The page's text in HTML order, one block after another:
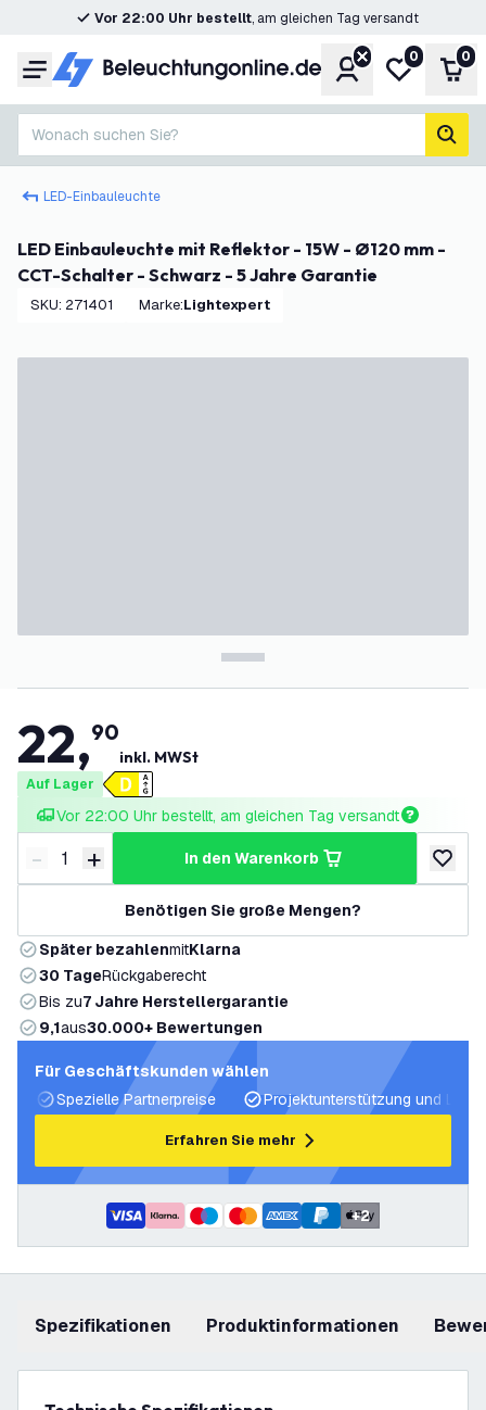
Vor 22:00 Uhr bestellt, am gleichen Tag versandt
Menü KontoMeine
0 0
Wonach suchen Sie?
LED-Einbauleuchte
LED Einbauleuchte mit Reflektor - 15W - Ø120 mm -
CCT-Schalter - Schwarz - 5 Jahre Garantie
SKU: 271401 Marke: Lightexpert
22,90
inkl. MWSt
Auf Lager
Vor 22:00 Uhr bestellt, am gleichen Tag versandt
Menge verringern
- Menge erhöhen
+ in den Warenkorb
zur
Benötigen Sie große Mengen?
Später bezahlenmitKlarna
30 TageRückgaberecht
Bis zu7 Jahre Herstellergarantie
9,1aus30.000+ Bewertungen
Für Geschäftskunden wählen
Spezielle Partnerpreise
Projektunterstützung und
Erfahren Sie mehr
+2
Spezifikationen Produktinformationen